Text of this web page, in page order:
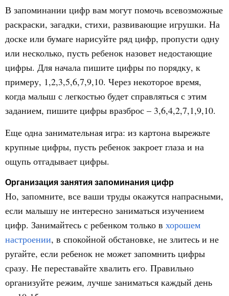
В запоминании цифр вам могут помочь всевозможные
раскраски, загадки, стихи, развивающие игрушки. На
доске или бумаге нарисуйте ряд цифр, пропусти одну
или несколько, пусть ребенок назовет недостающие
цифры. Для начала пишите цифры по порядку, к
примеру, 1,2,3,5,6,7,9,10. Через некоторое время,
когда малыш с легкостью будет справляться с этим
заданием, пишите цифры вразброс – 3,6,4,2,7,1,9,10.
Еще одна занимательная игра: из картона вырежьте
крупные цифры, пусть ребенок закроет глаза и на
ощупь отгадывает цифры.
Организация занятия запоминания цифр
Но, запомните, все ваши труды окажутся напрасными,
если малышу не интересно заниматься изучением
цифр. Занимайтесь с ребенком только в хорошем
настроении, в спокойной обстановке, не злитесь и не
ругайте, если ребенок не может запомнить цифры
сразу. Не переставайте хвалить его. Правильно
организуйте режим, лучше заниматься каждый день